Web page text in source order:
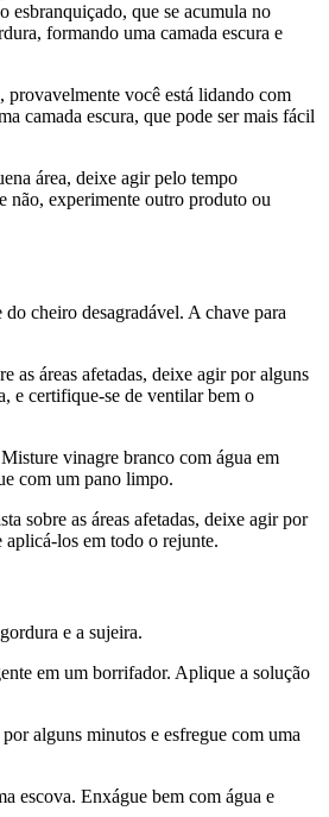
esbranquiçado, que se acumula no
formando uma camada escura e
provavelmente você está lidando com
camada escura, que pode ser mais fácil
área, deixe agir pelo tempo
não, experimente outro produto ou
cheiro desagradável. A chave para
as áreas afetadas, deixe agir por alguns
e certifique-se de ventilar bem o
vinagre branco com água em
com um pano limpo.
sobre as áreas afetadas, deixe agir por
aplicá-los em todo o rejunte.
e a sujeira.
em um borrifador. Aplique a solução
alguns minutos e esfregue com uma
escova. Enxágue bem com água e